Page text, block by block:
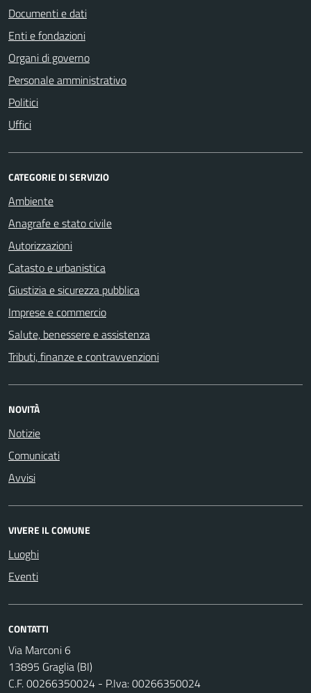
Documenti e dati
Enti e fondazioni
Organi di governo
Personale amministrativo
Politici
Uffici
CATEGORIE DI SERVIZIO
Ambiente
Anagrafe e stato civile
Autorizzazioni
Catasto e urbanistica
Giustizia e sicurezza pubblica
Imprese e commercio
Salute, benessere e assistenza
Tributi, finanze e contravvenzioni
NOVITÀ
Notizie
Comunicati
Avvisi
VIVERE IL COMUNE
Luoghi
Eventi
CONTATTI
Via Marconi 6
13895 Graglia (BI)
C.F. 00266350024 - P.Iva: 00266350024